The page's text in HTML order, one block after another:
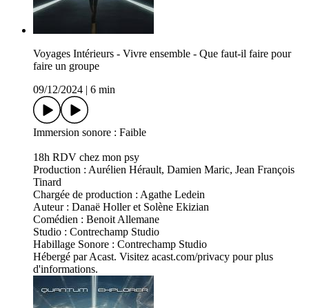
Voyages Intérieurs - Vivre ensemble - Que faut-il faire pour
faire un groupe
09/12/2024
6 min
Immersion sonore : Faible
18h RDV chez mon psy
Production : Aurélien Hérault, Damien Maric, Jean François
Tinard
Chargée de production : Agathe Ledein
Auteur : Danaë Holler et Solène Ekizian
Comédien : Benoit Allemane
Studio : Contrechamp Studio
Habillage Sonore : Contrechamp Studio
Hébergé par Acast. Visitez acast.com/privacy pour plus
d'informations.